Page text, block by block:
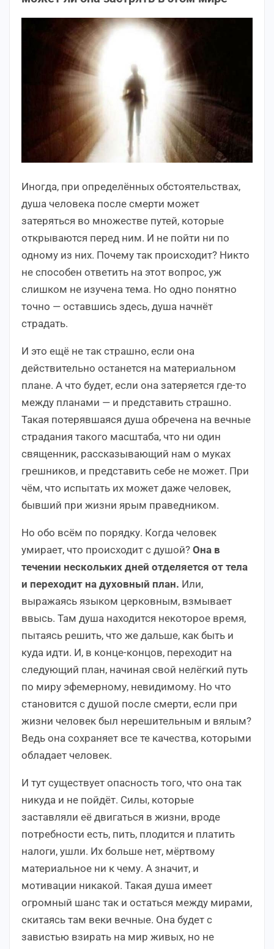
Иногда, при определённых обстоятельствах,
душа человека после смерти может
затеряться во множестве путей, которые
открываются перед ним. И не пойти ни по
одному из них. Почему так происходит? Никто
не способен ответить на этот вопрос, уж
слишком не изучена тема. Но одно понятно
точно — оставшись здесь, душа начнёт
страдать.
И это ещё не так страшно, если она
действительно останется на материальном
плане. А что будет, если она затеряется где-то
между планами — и представить страшно.
Такая потерявшаяся душа обречена на вечные
страдания такого масштаба, что ни один
священник, рассказывающий нам о муках
грешников, и представить себе не может. При
чём, что испытать их может даже человек,
бывший при жизни ярым праведником.
Но обо всём по порядку. Когда человек
умирает, что происходит с душой? Она в
течении нескольких дней отделяется от тела
и переходит на духовный план. Или,
выражаясь языком церковным, взмывает
ввысь. Там душа находится некоторое время,
пытаясь решить, что же дальше, как быть и
куда идти. И, в конце-концов, переходит на
следующий план, начиная свой нелёгкий путь
по миру эфемерному, невидимому. Но что
становится с душой после смерти, если при
жизни человек был нерешительным и вялым?
Ведь она сохраняет все те качества, которыми
обладает человек.
И тут существует опасность того, что она так
никуда и не пойдёт. Силы, которые
заставляли её двигаться в жизни, вроде
потребности есть, пить, плодится и платить
налоги, ушли. Их больше нет, мёртвому
материальное ни к чему. А значит, и
мотивации никакой. Такая душа имеет
огромный шанс так и остаться между мирами,
скитаясь там веки вечные. Она будет с
завистью взирать на мир живых, но не